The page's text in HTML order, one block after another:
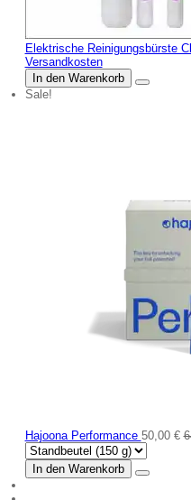
Elektrische Reinigungsbürste
Versandkosten
In den Warenkorb
Sale!
Hajoona Performance 50,00 €
In den Warenkorb